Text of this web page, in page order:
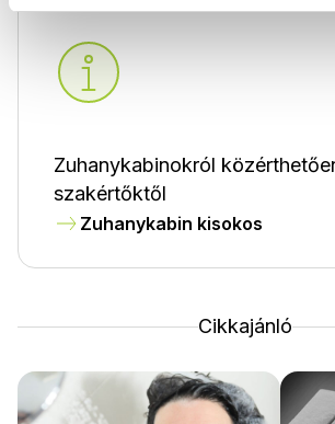
Zuhanykabinokról
szakértőktől
Zuhanykabin kisokos
Cikkajánló